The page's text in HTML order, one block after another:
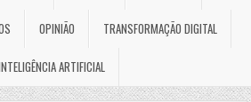
OPINIÃO TRANSFORMAÇÃO DIGITAL
ARTIFICIAL